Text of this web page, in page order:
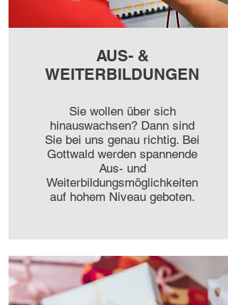
AUS- &
WEITERBILDUNGEN
Sie wollen über sich
hinauswachsen? Dann sind
Sie bei uns genau richtig. Bei
Gottwald werden spannende
Aus- und
Weiterbildungsmöglichkeiten
auf hohem Niveau geboten.